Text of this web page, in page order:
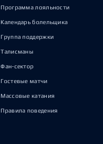
Программа лояльности
Календарь болельщика
Группа поддержки
Талисманы
Фан-сектор
Гостевые матчи
Массовые катания
Правила поведения